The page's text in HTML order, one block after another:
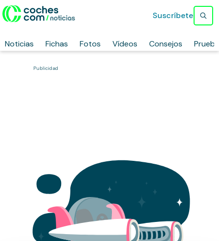
Noticias Fichas Fotos Vídeos Consejos
Suscríbete
Publicidad